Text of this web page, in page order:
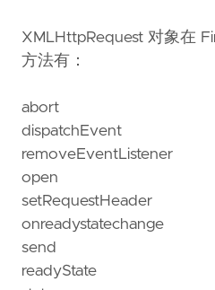
XMLHttpRequest 对象在
方法有：
abort
dispatchEvent
removeEventListener
open
setRequestHeader
onreadystatechange
send
readyState